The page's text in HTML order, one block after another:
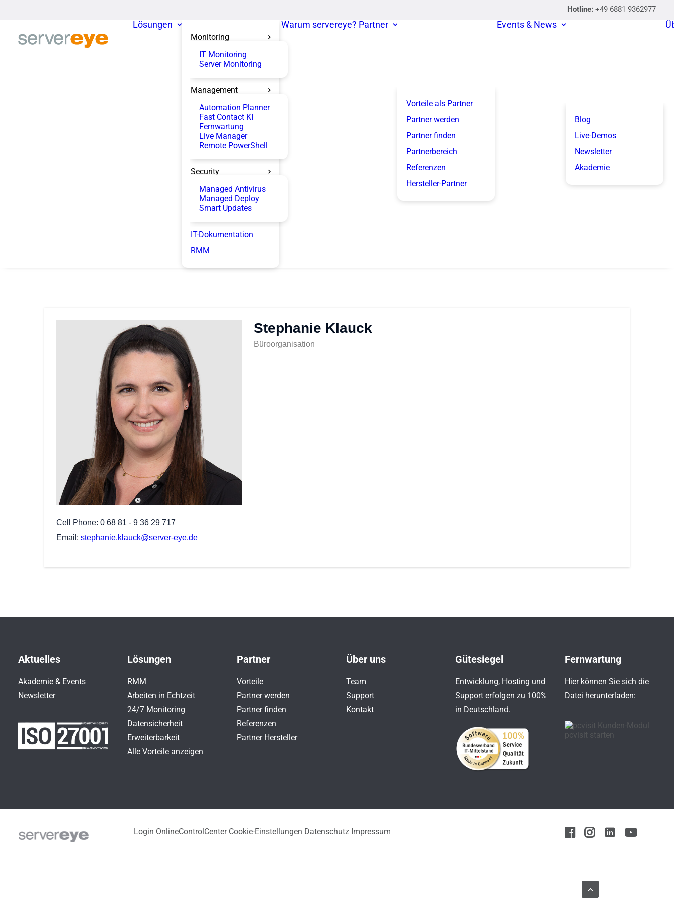
Hotline: +49 6881 9362977
Lösungen
Monitoring
IT Monitoring
Server Monitoring
Management
Automation Planner
Fast Contact KI
Fernwartung
Live Manager
Remote PowerShell
Security
Managed Antivirus
Managed Deploy
Smart Updates
IT-Dokumentation
RMM
Warum servereye? Partner
Vorteile als Partner
Partner werden
Partner finden
Partnerbereich
Referenzen
Hersteller-Partner
Events & News
Blog
Live-Demos
Newsletter
Akademie
Cell Phone 0 68 81 - 9 36 29 717
Email
stephanie.klauck@server-eye.de
Stephanie Klauck
Büroorganisation
Aktuelles
Akademie & Events
Newsletter
Lösungen
RMM
Arbeiten in Echtzeit
24/7 Monitoring
Datensicherheit
Erweiterbarkeit
Alle Vorteile anzeigen
Partner
Vorteile
Partner werden
Partner finden
Referenzen
Partner Hersteller
Über uns
Team
Support
Kontakt
Gütesiegel
Entwicklung, Hosting und
Support erfolgen zu 100%
in Deutschland.
Fernwartung
Hier können Sie sich die
Datei herunterladen:
Login OnlineControlCenter Cookie-Einstellungen Datenschutz Impressum